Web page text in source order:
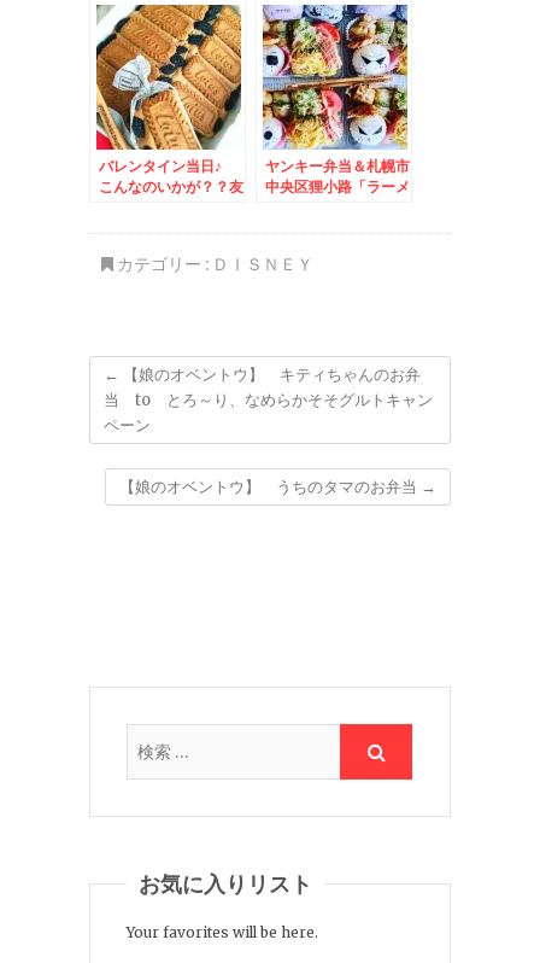
鮮上チラシ」(*・
ω・)(*-ω-)(*・
ω・)(*-ω-)ウンウン
♪
心なごみまくる～(*
´艸`*)
バレンタイン当日♪
こんなのいかが？？友
ヤンキー弁当＆札幌市
中央区狸小路「ラーメ
っと外れて「餃子の山
カテゴリー : ＤＩＳＮＥＹ
←
【娘のオベントウ】 キティちゃんのお弁
当 to とろ～り、なめらかそそグルトキャン
ペーン
【娘のオベントウ】 うちのタマのお弁当 →
お気に入りリスト
Your favorites will be here.